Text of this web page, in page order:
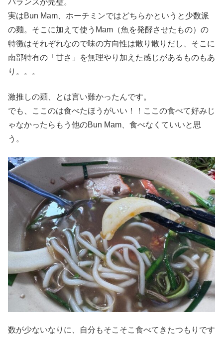
バランスが完璧。
実はBun Mam、ホーチミンではどちらかというと少数派
の麺。そこに加えて使うMam（魚を発酵させたもの）の
特徴はそれぞれなので味の方向性は散り散りだし、そこに
南部特有の「甘さ」を無理やり加えた感じがあるものもあ
り。。。
激推しの麺、とは言い難かったんです。
でも、ここのは食べたほうがいい！！ここの食べて好みじ
ゃなかったらもう他のBun Mam、食べなくていいと思
う。
数が少ないなりに、自分もそこそこ食べてきたつもりです